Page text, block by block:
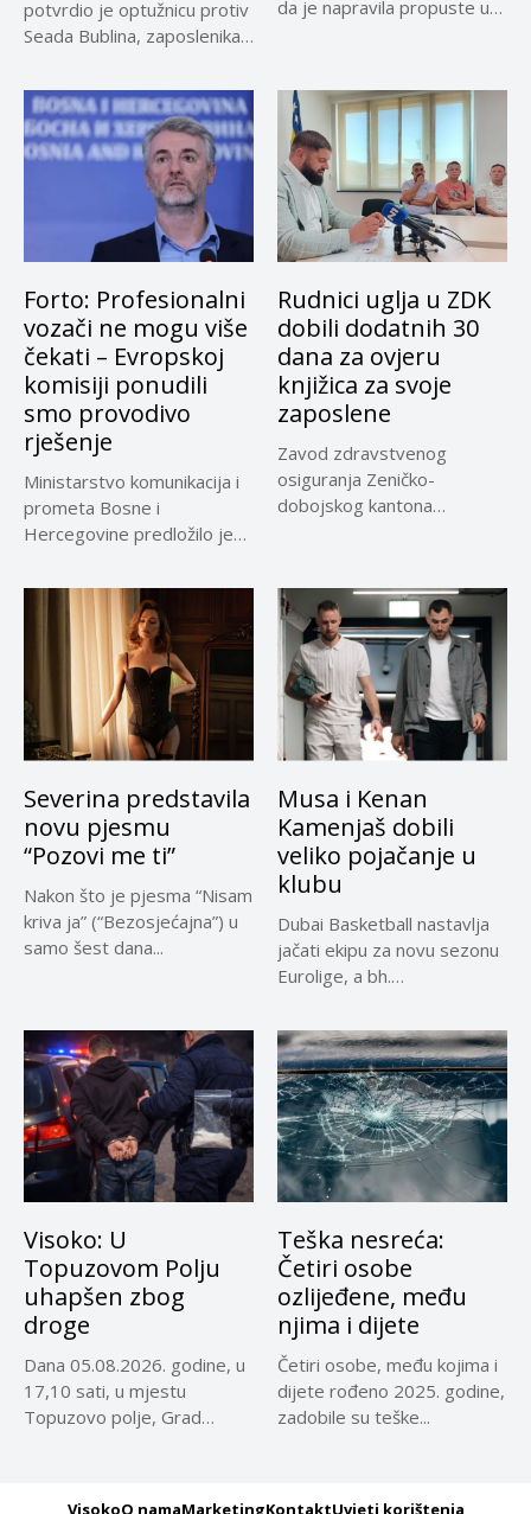
potvrdio je optužnicu protiv
Seada Bublina, zaposlenika
da je napravila propuste u
Forto: Profesionalni
vozači ne mogu više
čekati – Evropskoj
komisiji ponudili
smo provodivo
rješenje
Ministarstvo komunikacija i
prometa Bosne i
Hercegovine predložilo je
privremeno...
Rudnici uglja u ZDK
dobili dodatnih 30
dana za ovjeru
knjižica za svoje
zaposlene
Zavod zdravstvenog
osiguranja Zeničko-
dobojskog kantona
Severina predstavila
novu pjesmu
“Pozovi me ti”
Nakon što je pjesma “Nisam
kriva ja” (“Bezosjećajna”) u
samo šest dana...
Musa i Kenan
Kamenjaš dobili
veliko pojačanje u
klubu
Dubai Basketball nastavlja
jačati ekipu za novu sezonu
Eurolige, a bh.
Visoko: U
Topuzovom Polju
uhapšen zbog
droge
Dana 05.08.2026. godine, u
17,10 sati, u mjestu
Topuzovo polje, Grad
Teška nesreća:
Četiri osobe
ozlijeđene, među
njima i dijete
Četiri osobe, među kojima i
dijete rođeno 2025. godine,
zadobile su teške...
VisokoO namaMarketingKontaktUvjeti korištenja